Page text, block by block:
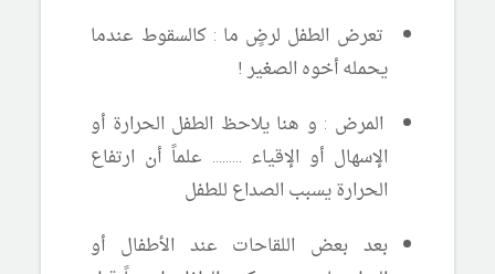
تعرض الطفل لرضٍ ما : كالسقوط عندما
يحمله أخوه الصغير !
المرض : و هنا يلاحظ الطفل الحرارة أو
الإسهال أو الإقياء ......... علماً أن ارتفاع
الحرارة يسبب الصداع للطفل
بعد بعض اللقاحات عند الأطفال أو